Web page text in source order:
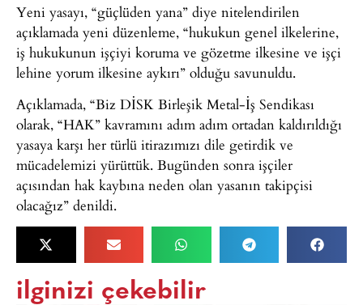
Yeni yasayı, “güçlüden yana” diye nitelendirilen
açıklamada yeni düzenleme, “hukukun genel ilkelerine,
iş hukukunun işçiyi koruma ve gözetme ilkesine ve işçi
lehine yorum ilkesine aykırı” olduğu savunuldu.
Açıklamada, “Biz DİSK Birleşik Metal-İş Sendikası
olarak, “HAK” kavramını adım adım ortadan kaldırıldığı
yasaya karşı her türlü itirazımızı dile getirdik ve
mücadelemizi yürüttük. Bugünden sonra işçiler
açısından hak kaybına neden olan yasanın takipçisi
olacağız” denildi.
ilginizi çekebilir